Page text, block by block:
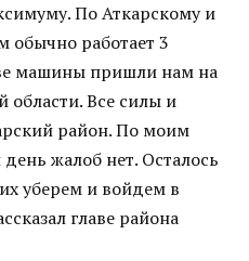
По Аткарскому и
обычно работает 3
машины пришли нам на
области. Все силы и
район. По моим
жалоб нет. Осталось
уберем и войдем в
главе района